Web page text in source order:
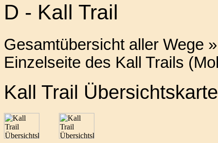
D - Kall Trail
Gesamtübersicht aller Wege »
Einzelseite des Kall Trails
Kall Trail